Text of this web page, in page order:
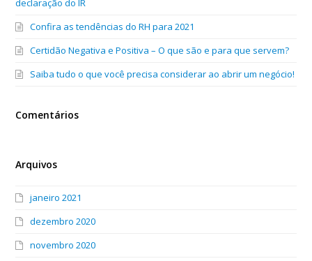
declaração do IR
Confira as tendências do RH para 2021
Certidão Negativa e Positiva – O que são e para que servem?
Saiba tudo o que você precisa considerar ao abrir um negócio!
Comentários
Arquivos
janeiro 2021
dezembro 2020
novembro 2020